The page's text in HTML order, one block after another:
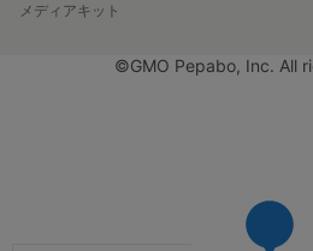
メディアキット
©GMO Pepabo, Inc. All